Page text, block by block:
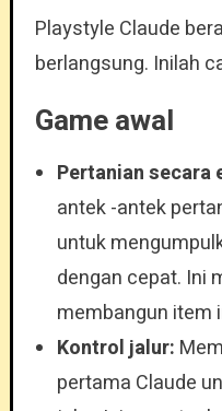
Playstyle Claude
berlangsung. Inilah
Game awal
Pertanian secara
antek -antek
untuk
dengan cepat. Ini
membangun item
Kontrol jalur:
pertama Claude